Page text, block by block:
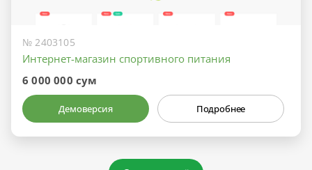
№ 2403105
Интернет-магазин спортивного питания
6 000 000 сум
Демоверсия Подробнее